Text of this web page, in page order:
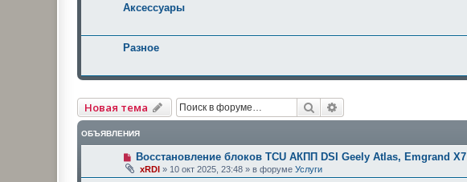
Аксессуары
Разное
Новая тема Поиск
ОБЪЯВЛЕНИЯ
Восстановление блоков TCU АКПП DSI Geely Atlas, Emgrand X7
xRDI » 10 окт 2025, 23:48 » в форуме Услуги